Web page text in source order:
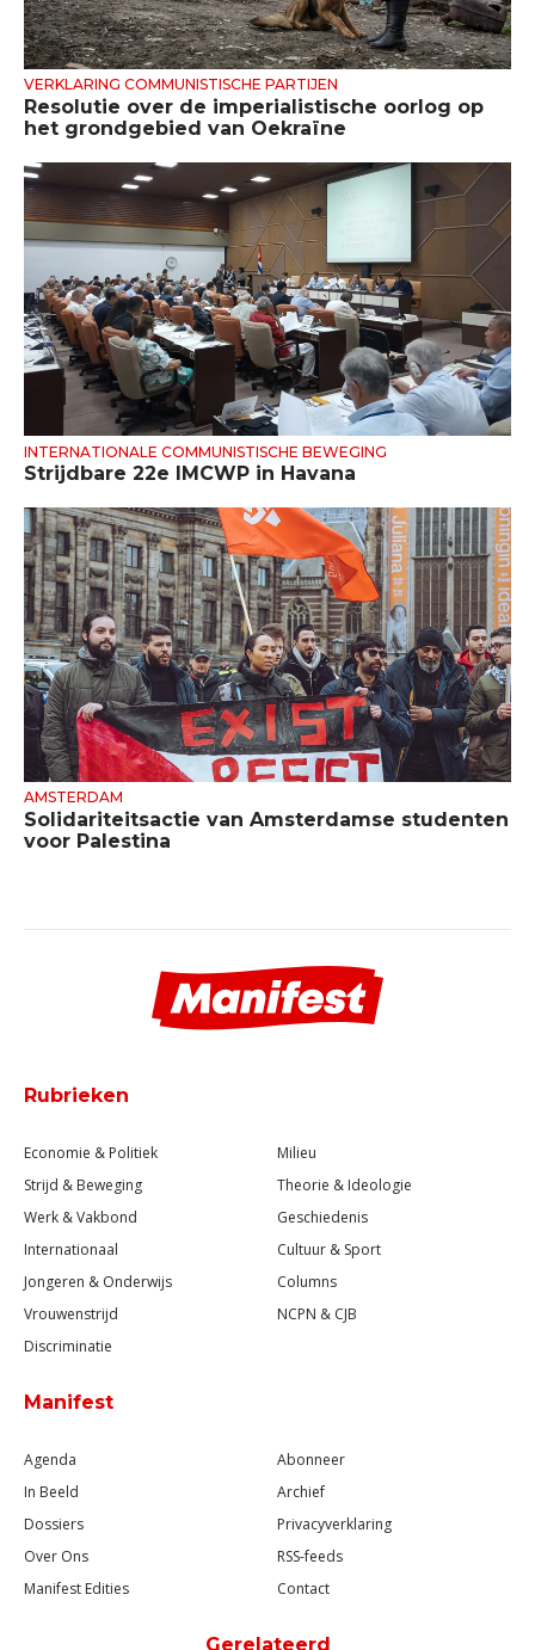
VERKLARING COMMUNISTISCHE PARTIJEN
Resolutie over de imperialistische oorlog op
het grondgebied van Oekraïne
INTERNATIONALE COMMUNISTISCHE BEWEGING
Strijdbare 22e IMCWP in Havana
AMSTERDAM
Solidariteitsactie van Amsterdamse studenten
voor Palestina
Rubrieken
Economie & Politiek
Strijd & Beweging
Werk & Vakbond
Internationaal
Jongeren & Onderwijs
Vrouwenstrijd
Discriminatie
Milieu
Theorie & Ideologie
Geschiedenis
Cultuur & Sport
Columns
NCPN & CJB
Manifest
Agenda
In Beeld
Dossiers
Over Ons
Manifest Edities
Abonneer
Archief
Privacyverklaring
RSS-feeds
Contact
Gerelateerd